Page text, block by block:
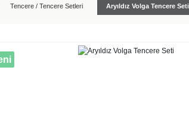
Tencere / Tencere Setleri Aryıldız Volga Tencere Seti